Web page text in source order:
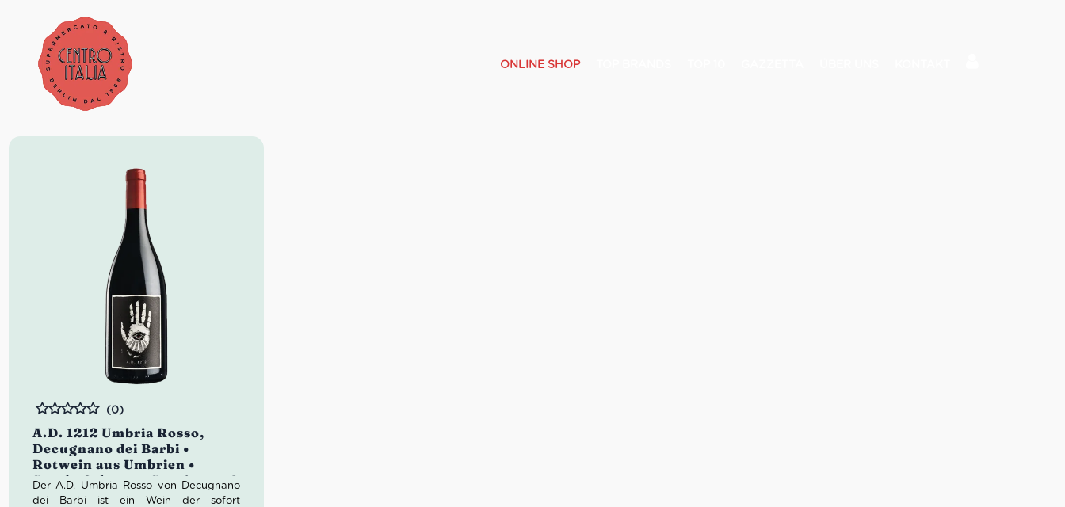
ONLINE SHOP
A.D. 1212 Umbria Rosso,
Decugnano dei Barbi •
Rotwein aus Umbrien •
Syrah, Cabernet Sauvignon &
Montepulciano
Bewertet
(0)
Der A.D. Umbria Rosso von Decugnano
dei Barbi ist ein Wein der sofort